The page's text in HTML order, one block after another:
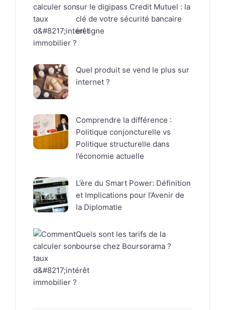
sur le digipass Credit Mutuel : la
clé de votre sécurité bancaire
en ligne
Quel produit se vend le plus sur
internet ?
Comprendre la différence :
Politique conjoncturelle vs
Politique structurelle dans
l’économie actuelle
L’ère du Smart Power: Définition
et Implications pour l’Avenir de
la Diplomatie
Quels sont les tarifs de la
bourse chez Boursorama ?